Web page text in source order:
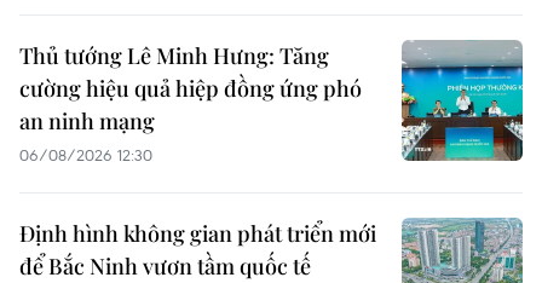
Thủ tướng Lê Minh Hưng: Tăng
cường hiệu quả hiệp đồng ứng phó
an ninh mạng
06/08/2026 12:30
Định hình không gian phát triển mới
để Bắc Ninh vươn tầm quốc tế